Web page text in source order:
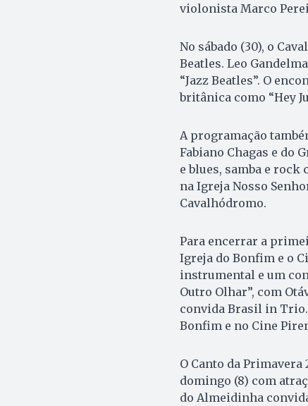
violonista Marco
No sábado (30), o
Beatles. Leo
“Jazz Beatles”. O
britânica como “Hey
A programação
Fabiano Chagas e do
e blues, samba e
na Igreja Nosso
Cavalhódromo.
Para encerrar a
Igreja do Bonfim e o
instrumental e um
Outro Olhar”, com
convida Brasil in Trio.
Bonfim e no Cine
O Canto da
domingo (8) com
do Almeidinha